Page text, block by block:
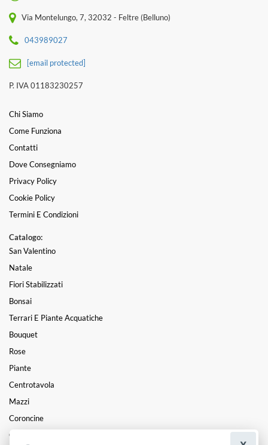
Via Montelungo, 7, 32032 - Feltre (Belluno)
043989027
[email protected]
P. IVA 01183230257
Chi Siamo
Come Funziona
Contatti
Dove Consegniamo
Privacy Policy
Cookie Policy
Termini E Condizioni
Catalogo:
San Valentino
Natale
Fiori Stabilizzati
Bonsai
Terrari E Piante Acquatiche
Bouquet
Rose
Piante
Centrotavola
Mazzi
Coroncine
Composizioni